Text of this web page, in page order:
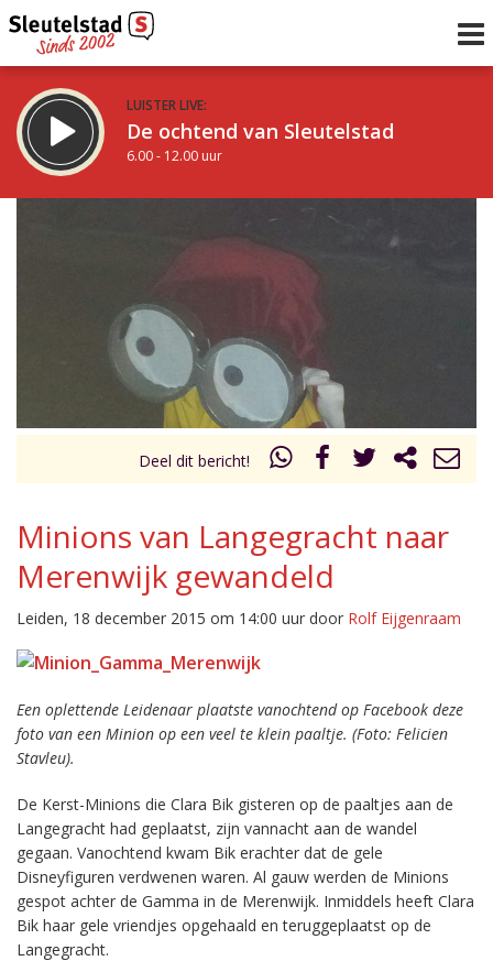
LUISTER LIVE:
De ochtend van Sleutelstad
6.00 - 12.00 uur
De middag van Sleutelstad
uur 1 van 0
Deel dit bericht!
Minions van Langegracht naar
Merenwijk gewandeld
Leiden, 18 december 2015 om 14:00 uur door Rolf Eijgenraam
Een oplettende Leidenaar plaatste vanochtend op Facebook deze
foto van een Minion op een veel te klein paaltje. (Foto: Felicien
Stavleu).
De Kerst-Minions die Clara Bik gisteren op de paaltjes aan de
Langegracht had geplaatst, zijn vannacht aan de wandel
gegaan. Vanochtend kwam Bik erachter dat de gele
Disneyfiguren verdwenen waren. Al gauw werden de Minions
gespot achter de Gamma in de Merenwijk. Inmiddels heeft Clara
Bik haar gele vriendjes opgehaald en teruggeplaatst op de
Langegracht.